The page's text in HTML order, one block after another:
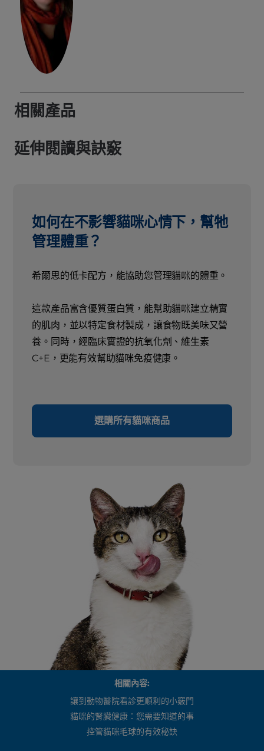
相關產品
延伸閱讀與訣竅
如何在不影響貓咪心情下，幫牠
管理體重？
希爾思的低卡配方，能協助您管理貓咪的體重。
這款產品富含優質蛋白質，能幫助貓咪建立精實
的肌肉，並以特定食材製成，讓食物既美味又營
養。同時，經臨床實證的抗氧化劑、維生素
C+E，更能有效幫助貓咪免疫健康。
選購所有貓咪商品
相關內容:
讓到動物醫院看診更順利的小竅門
貓咪的腎臟健康：您需要知道的事
控管貓咪毛球的有效秘訣